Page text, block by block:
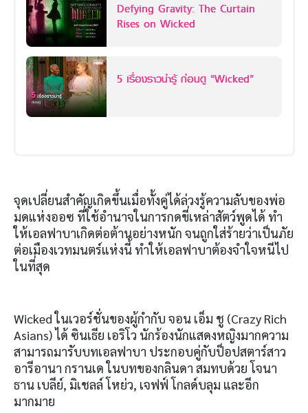
Defying Gravity: The Curtain
Rises on Wicked
5 เรื่องราวน่ารู้ ก่อนดู “Wicked”
จุดเปลี่ยนสำคัญเกิดขึ้นเมื่อทั้งคู่ได้ล่วงรู้ความลับของพ่อ
มดแห่งออซ ที่ใช้อำนาจในการกดขี่เหล่าสัตว์พูดได้ ทำ
ให้เอลฟาบาเกิดต่อต้านอย่างหนัก จนถูกใส่ร้ายว่าเป็นภัย
ต่อเมืองเวทมนตร์แห่งนี้ ทำให้เอลฟาบาต้องจำใจหนีไป
ในที่สุด
Wicked ในเวอร์ชั่นของผู้กำกับ จอน เอ็ม ชู (Crazy Rich
Asians) ได้ ซินเธีย เอริโว นักร้องนักแสดงหญิงมากความ
สามารถมารับบทเอลฟาบา ประกอบคู่กับป็อปสตาร์สาว
อารีอานา กรานเด ในบทของกลินดา สมทบด้วย โจนา
ธาน เบลีย์, มิเชลล์ โหย่ว, เจฟฟ์ โกลด์บลุม และอีก
มากมาย